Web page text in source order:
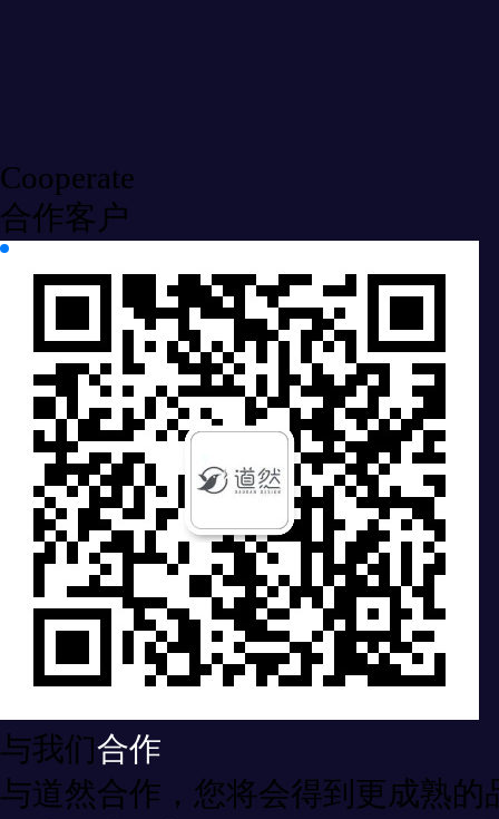
Cooperate
合作客户
与我们合作
与道然合作，您将会得到更成熟的